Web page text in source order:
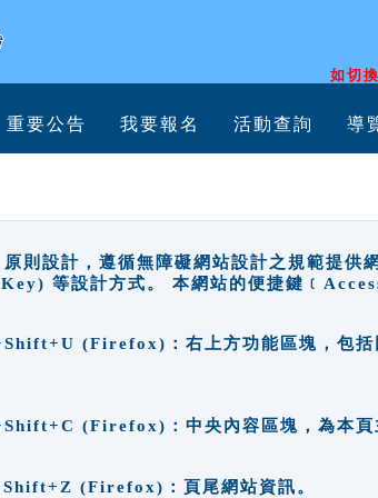
如切
重要公告 我要報名 活動查詢 導
則設計，遵循無障礙網站設計之規範提
等設計方式。 本網站的便捷鍵
(Firefox)：右上方功能區塊，包括
(Firefox)：中央內容區塊，為本頁
(Firefox)：頁尾網站資訊。